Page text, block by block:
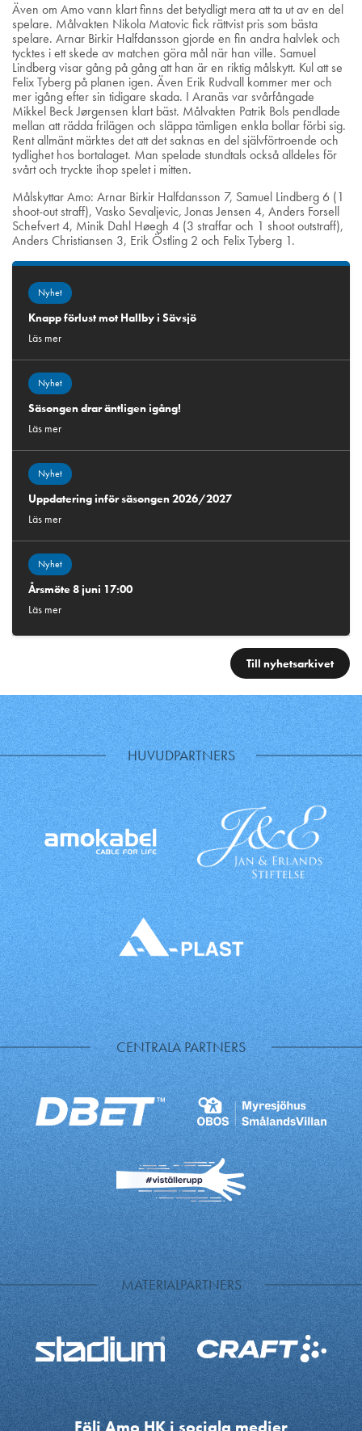
Även om Amo vann klart finns det betydligt mera att ta ut av en del
spelare. Målvakten Nikola Matovic fick rättvist pris som bästa
spelare. Arnar Birkir Halfdansson gjorde en fin andra halvlek och
tycktes i ett skede av matchen göra mål när han ville. Samuel
Lindberg visar gång på gång att han är en riktig målskytt. Kul att se
Felix Tyberg på planen igen. Även Erik Rudvall kommer mer och
mer igång efter sin tidigare skada. I Aranäs var svårfångade
Mikkel Beck Jørgensen klart bäst. Målvakten Patrik Bols pendlade
mellan att rädda frilägen och släppa tämligen enkla bollar förbi sig.
Rent allmänt märktes det att det saknas en del självförtroende och
tydlighet hos bortalaget. Man spelade stundtals också alldeles för
svårt och tryckte ihop spelet i mitten.
Målskyttar Amo: Arnar Birkir Halfdansson 7, Samuel Lindberg 6 (1
shoot-out straff), Vasko Sevaljevic, Jonas Jensen 4, Anders Forsell
Schefvert 4, Minik Dahl Høegh 4 (3 straffar och 1 shoot outstraff),
Anders Christiansen 3, Erik Östling 2 och Felix Tyberg 1.
Nyhet
Knapp förlust mot Hallby i Sävsjö
Läs mer
Nyhet
Säsongen drar äntligen igång!
Läs mer
Nyhet
Uppdatering inför säsongen 2026/2027
Läs mer
Nyhet
Årsmöte 8 juni 17:00
Läs mer
Till nyhetsarkivet
HUVUDPARTNERS
CENTRALA PARTNERS
MATERIALPARTNERS